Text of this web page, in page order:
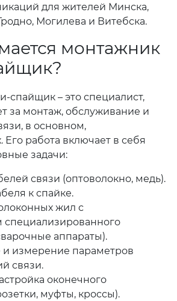
для жителей Минска,
Могилева и Витебска.
монтажник
спайщик – это специалист,
за монтаж, обслуживание и
в основном,
Его работа включает в себя
задачи:
связи (оптоволокно, медь).
к спайке.
жил с
специализированного
аппараты).
и измерение параметров
связи.
оконечного
муфты, кроссы).